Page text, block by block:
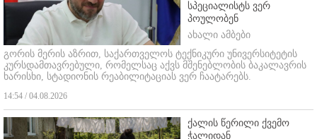
სპეციალისტს ვერ
პოულობენ
ახალი ამბები
გორის მერის აზრით, საქართველოს ტექნიკური უნივერსიტეტის
კურსდამთავრებული, რომელსაც აქვს მშენებლობის ბაკალავრის
ხარისხი, სტადიონის რეაბილიტაციას ვერ ჩაატარებს.
14:54 / 04.08.2026
ქალის წერილი ქვემო
ჭალიდან